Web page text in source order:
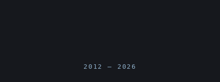
2012 — 2026